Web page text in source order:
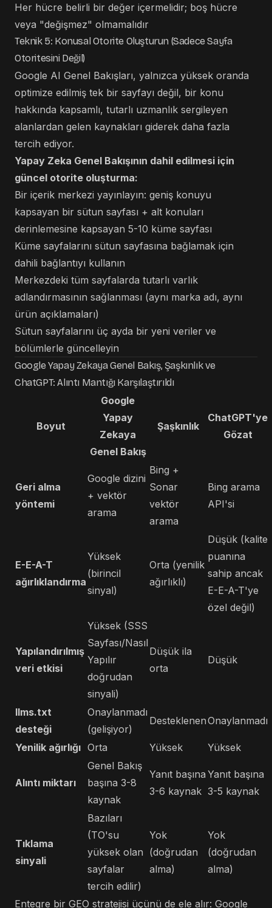
Her hücre belirli bir değer içermelidir; boş hücre
veya "değişmez" olmamalıdır
Teknik 5: Konusal Otorite Oluşturun (Sadece Sayfa
Otoritesini Değil)
Google AI Genel Bakışları, yalnızca yüksek oranda
optimize edilmiş tek bir sayfayı değil, bir konu
hakkında kapsamlı, tutarlı uzmanlık sergileyen
alanlardan gelen kaynakları giderek daha fazla
tercih ediyor.
Yapay Zeka Genel Bakışının dahil edilmesi için
güncel otorite oluşturma:
Bir içerik merkezi yayınlayın: geniş konuyu
kapsayan bir sütun sayfası + alt konuları
derinlemesine kapsayan 5-10 küme sayfası
Küme sayfalarını sütun sayfasına bağlamak için
dahili bağlantıyı kullanın
Merkezdeki tüm sayfalarda tutarlı varlık
adlandırmasının sağlanması (aynı marka adı, aynı
ürün açıklamaları)
Sütun sayfalarını üç ayda bir yeni veriler ve
bölümlerle güncelleyin
Google Yapay Zekaya Genel Bakış, Şaşkınlık ve
ChatGPT: Alıntı Mantığı Karşılaştırıldı
Boyut
Google
Yapay
Zekaya
Genel Bakış
Şaşkınlık
ChatGPT'ye
Gözat
Geri alma
yöntemi
Google dizini
+ vektör
arama
Bing +
Sonar
vektör
arama
Bing arama
API'si
E-E-A-T
ağırlıklandırma
Yüksek
(birincil
sinyal)
Orta (yenilik
ağırlıklı)
Düşük (kalite
puanına
sahip ancak
E-E-A-T'ye
özel değil)
Yapılandırılmış
veri etkisi
Yüksek (SSS
Sayfası/Nasıl
Yapılır
doğrudan
sinyali)
Düşük ila
orta
Düşük
llms.txt
desteği
Onaylanmadı
(gelişiyor)
DesteklenenOnaylanmadı
Yenilik ağırlığı Orta Yüksek Yüksek
Alıntı miktarı
Genel Bakış
başına 3-8
kaynak
Yanıt başına
3-6 kaynak
Yanıt başına
3-5 kaynak
Tıklama
sinyali
Bazıları
(TO'su
yüksek olan
sayfalar
tercih edilir)
Yok
(doğrudan
alma)
Yok
(doğrudan
alma)
Entegre bir GEO stratejisi üçünü de ele alır: Google